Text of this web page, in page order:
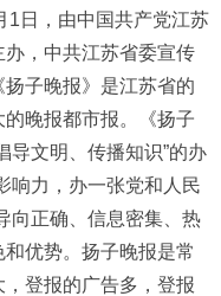
1日，由中国共产党江苏
，中共江苏省委宣传
子晚报》是江苏省的
晚报都市报。《扬子
导文明、传播知识”的办
响力，办一张党和人民
向正确、信息密集、热
优势。扬子晚报是常
登报的广告多，登报